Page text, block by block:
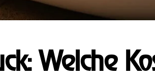
Welche